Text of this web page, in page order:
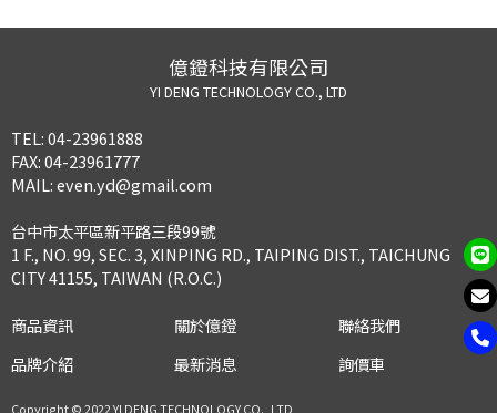
億鐙科技有限公司
YI DENG TECHNOLOGY CO., LTD
TEL:04-23961888
FAX:04-23961777
MAIL:even.yd@gmail.com
台中市太平區新平路三段99號
1 F., NO. 99, SEC. 3, XINPING RD., TAIPING DIST., TAICHUNG
CITY 41155, TAIWAN (R.O.C.)
商品資訊
品牌介紹
關於億鐙
最新消息
聯絡我們
詢價車
Copyright © 2022 YI DENG TECHNOLOGY CO., LTD